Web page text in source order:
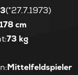
(*27.7.1973)
178 cm
:73 kg
:Mittelfeldspieler